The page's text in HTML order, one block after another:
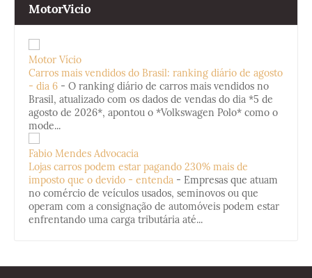
MotorVicio
Motor Vício
Carros mais vendidos do Brasil: ranking diário de agosto
- dia 6 - O ranking diário de carros mais vendidos no
Brasil, atualizado com os dados de vendas do dia *5 de
agosto de 2026*, apontou o *Volkswagen Polo* como o
mode...
Fabio Mendes Advocacia
Lojas carros podem estar pagando 230% mais de
imposto que o devido - entenda - Empresas que atuam
no comércio de veículos usados, seminovos ou que
operam com a consignação de automóveis podem estar
enfrentando uma carga tributária até...